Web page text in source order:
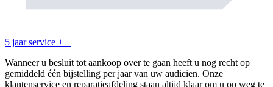
5 jaar service + −
Wanneer u besluit tot aankoop over te gaan heeft u nog recht op
gemiddeld één bijstelling per jaar van uw audicien. Onze
klantenservice en reparatieafdeling staan altijd klaar om u op weg te